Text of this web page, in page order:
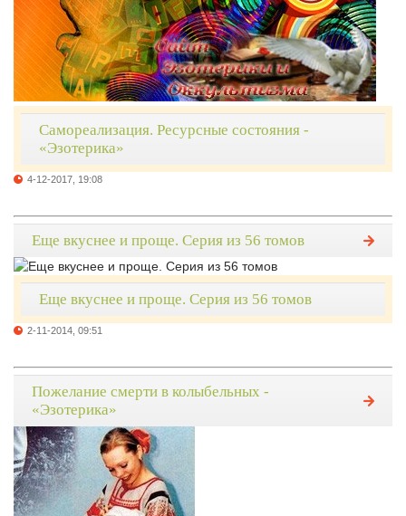
Самореализация. Ресурсные состояния -
«Эзотерика»
4-12-2017, 19:08
Еще вкуснее и проще. Серия из 56 томов
Еще вкуснее и проще. Серия из 56 томов
2-11-2014, 09:51
Пожелание смерти в колыбельных -
«Эзотерика»